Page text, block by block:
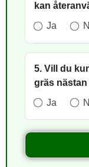
kan
Ja
5. Vill du
gräs
Ja